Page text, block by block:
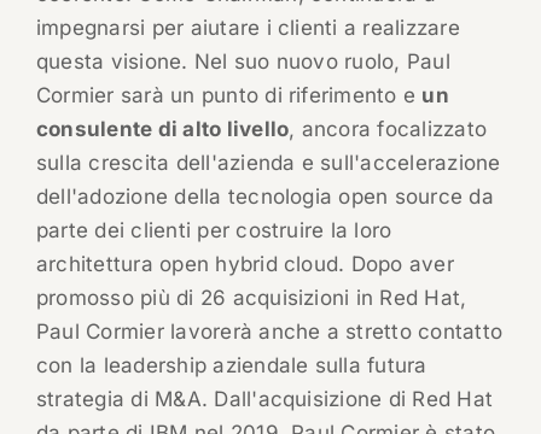
impegnarsi per aiutare i clienti a realizzare
questa visione. Nel suo nuovo ruolo, Paul
Cormier sarà un punto di riferimento e un
consulente di alto livello, ancora focalizzato
sulla crescita dell'azienda e sull'accelerazione
dell'adozione della tecnologia open source da
parte dei clienti per costruire la loro
architettura open hybrid cloud. Dopo aver
promosso più di 26 acquisizioni in Red Hat,
Paul Cormier lavorerà anche a stretto contatto
con la leadership aziendale sulla futura
strategia di M&A. Dall'acquisizione di Red Hat